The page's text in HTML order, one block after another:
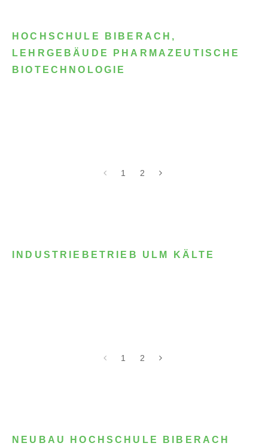
HOCHSCHULE BIBERACH,
LEHRGEBÄUDE PHARMAZEUTISCHE
BIOTECHNOLOGIE
1 2
INDUSTRIEBETRIEB ULM KÄLTE
1 2
NEUBAU HOCHSCHULE BIBERACH